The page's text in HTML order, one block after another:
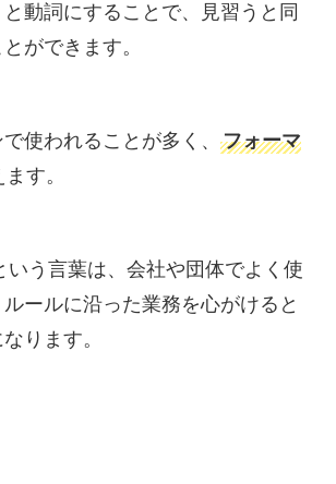
と動詞にすることで、見習うと同
ができます。
使われることが多く、 フォーマ
す。
いう言葉は、会社や団体でよく使
ールに沿った業務を心がけると
ります。